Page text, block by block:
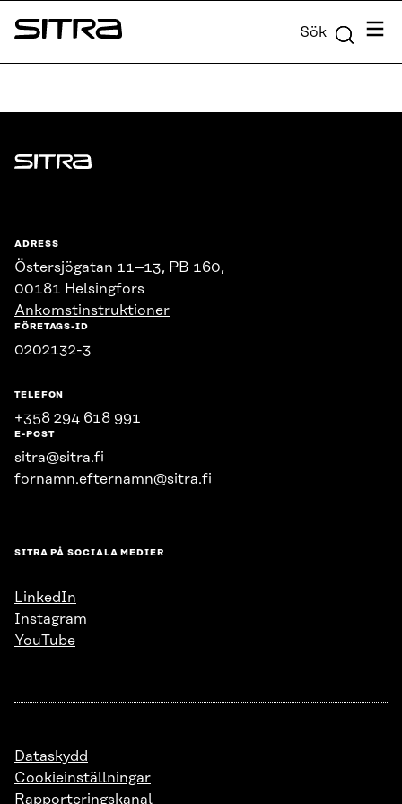
Skip to
content
Sitra Sök Meny
Sitra
ADRESS
Östersjögatan 11–13, PB 160,
00181 Helsingfors
Ankomstinstruktioner
FÖRETAGS-ID
0202132-3
TELEFON
+358 294 618 991
E-POST
sitra@sitra.fi
fornamn.efternamn@sitra.fi
SITRA PÅ SOCIALA MEDIER
LinkedIn
Instagram
YouTube
Dataskydd
Cookieinställningar
Rapporteringskanal